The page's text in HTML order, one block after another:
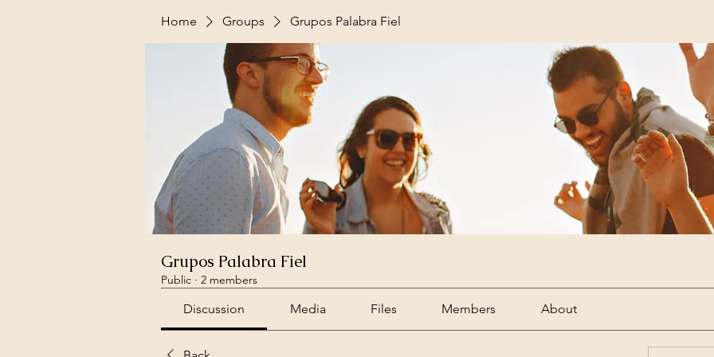
Home Groups Grupos Palabra Fiel
Grupos Palabra Fiel
Public · 2 members
Discussion Media Files Members About